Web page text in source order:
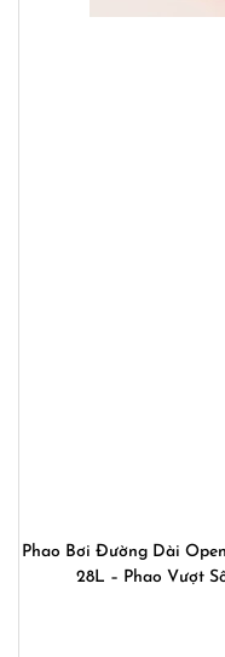
Phao Bơi Đường Dài
28L – Phao Vượt